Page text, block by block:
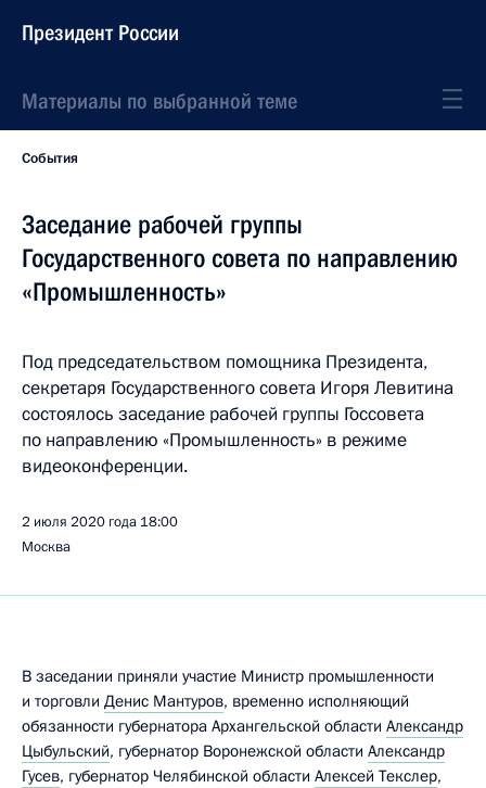
Президент России
Материалы по выбранной теме
События
Заседание рабочей группы
Государственного совета по направлению
«Промышленность»
Под председательством помощника Президента,
секретаря Государственного совета Игоря Левитина
состоялось заседание рабочей группы Госсовета
по направлению «Промышленность» в режиме
видеоконференции.
2 июля 2020 года 18:00
Москва
В заседании приняли участие Министр промышленности
и торговли Денис Мантуров, временно исполняющий
обязанности губернатора Архангельской области Александр
Цыбульский, губернатор Воронежской области Александр
Гусев, губернатор Челябинской области Алексей Текслер,